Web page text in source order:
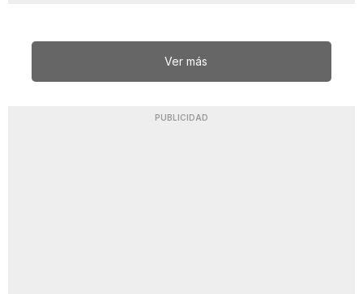
Ver más
PUBLICIDAD